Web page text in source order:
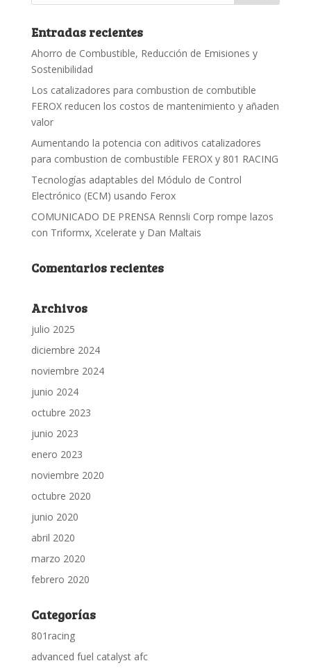
Entradas recientes
Ahorro de Combustible, Reducción de Emisiones y
Sostenibilidad
Los catalizadores para combustion de combutible
FEROX reducen los costos de mantenimiento y añaden
valor
Aumentando la potencia con aditivos catalizadores
para combustion de combustible FEROX y 801 RACING
Tecnologías adaptables del Módulo de Control
Electrónico (ECM) usando Ferox
COMUNICADO DE PRENSA Rennsli Corp rompe lazos
con Triformx, Xcelerate y Dan Maltais
Comentarios recientes
Archivos
julio 2025
diciembre 2024
noviembre 2024
junio 2024
octubre 2023
junio 2023
enero 2023
noviembre 2020
octubre 2020
junio 2020
abril 2020
marzo 2020
febrero 2020
Categorías
801racing
advanced fuel catalyst afc